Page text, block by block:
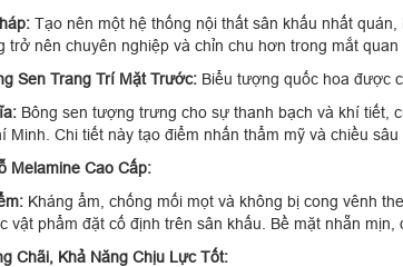
Tạo nên một hệ thống nội thất sân khấu nhất
trở nên chuyên nghiệp và chỉn chu hơn trong mắt quan
Sen Trang Trí Mặt Trước: Biểu tượng quốc hoa được
Bông sen tượng trưng cho sự thanh bạch và khí tiết,
Minh. Chi tiết này tạo điểm nhấn thẩm mỹ và chiều sâu
Melamine Cao Cấp:
Kháng ẩm, chống mối mọt và không bị cong vênh
vật phẩm đặt cố định trên sân khấu. Bề mặt nhẵn mịn,
Chãi, Khả Năng Chịu Lực Tốt: